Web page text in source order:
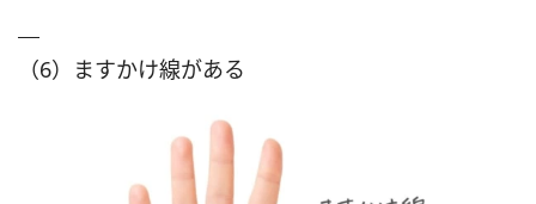
（6）ますかけ線がある